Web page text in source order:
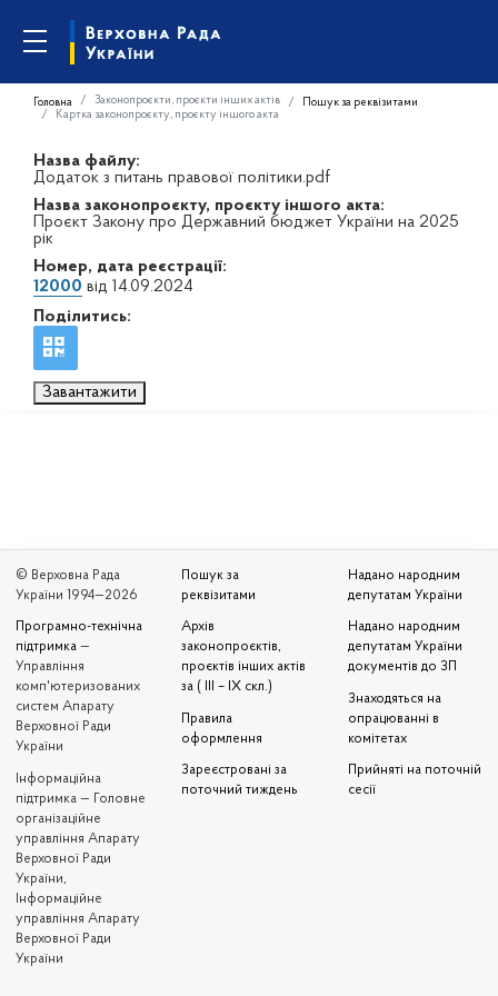
Головна Законопроєкти, проєкти інших актів
Пошук за реквізитами
Картка законопроєкту, проєкту іншого акта
Назва файлу:
Додаток з питань правової політики.pdf
Назва законопроєкту, проєкту іншого акта:
Проєкт Закону про Державний бюджет України на 2025
рік
Номер, дата реєстрації:
12000 від 14.09.2024
Поділитись:
Завантажити
© Верховна Рада
України 1994—2026
Програмно-технічна
підтримка —
Управління
комп'ютеризованих
систем Апарату
Верховної Ради
України
Iнформаційна
підтримка — Головне
організаційне
управління Апарату
Верховної Ради
України,
Інформаційне
управління Апарату
Верховної Ради
України
Пошук за
реквізитами
Архів
законопроєктів,
проєктів інших актів
за ( III – IX скл.)
Правила
оформлення
Зареєстровані за
поточний тиждень
Надано народним
депутатам України
Надано народним
депутатам України
документів до ЗП
Знаходяться на
опрацюванні в
комітетах
Прийняті на поточній
сесії